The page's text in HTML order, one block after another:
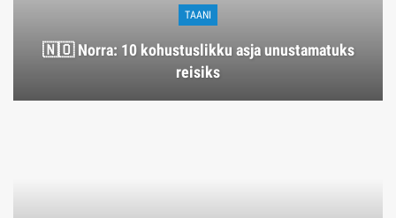
TAANI
🇳🇴 Norra: 10 kohustuslikku asja unustamatuks
reisiks